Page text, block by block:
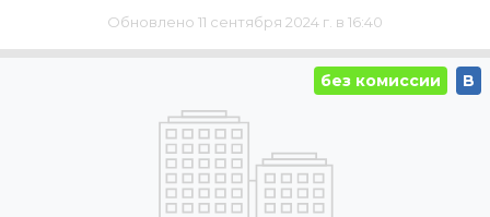
Обновлено 11 сентября 2024 г. в 16:40
без комиссии B